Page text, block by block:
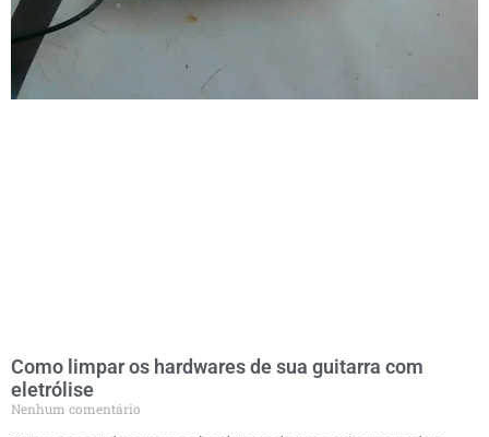
Como limpar os hardwares de sua guitarra com
eletrólise
Nenhum comentário